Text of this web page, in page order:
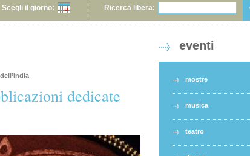
Scegli il giorno: Ricerca libera:
dedicate
eventi
mostre
musica
teatro